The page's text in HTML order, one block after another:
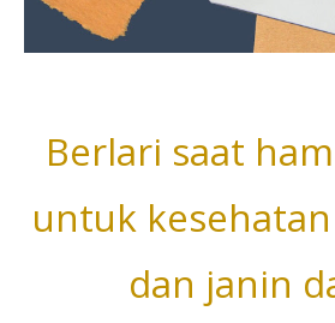
Berlari saat
untuk
dan janin